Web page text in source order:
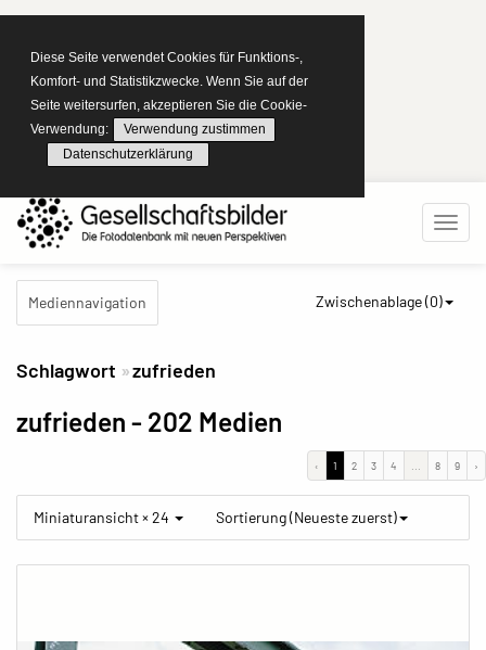
Diese Seite verwendet Cookies für Funktions-,
Komfort- und Statistikzwecke. Wenn Sie auf der
Seite weitersurfen, akzeptieren Sie die Cookie-
Verwendung:
Verwendung zustimmen
Datenschutzerklärung
Mediennavigation Zwischenablage (0)
Schlagwort zufrieden
zufrieden - 202 Medien
‹ 1 2 3 4 8 9 ›
Miniaturansicht × 24 Sortierung (Neueste zuerst)